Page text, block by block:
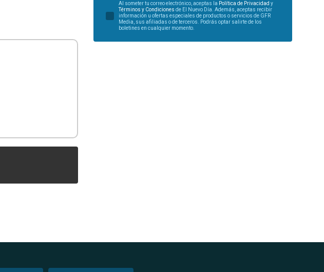
Al someter tu correo electrónico, aceptas la Política de Privacidad y
Términos y Condiciones de El Nuevo Día. Además, aceptas recibir
información u ofertas especiales de productos o servicios de GFR
Media, sus afiliadas o de terceros. Podrás optar salirte de los
boletines en cualquier momento.